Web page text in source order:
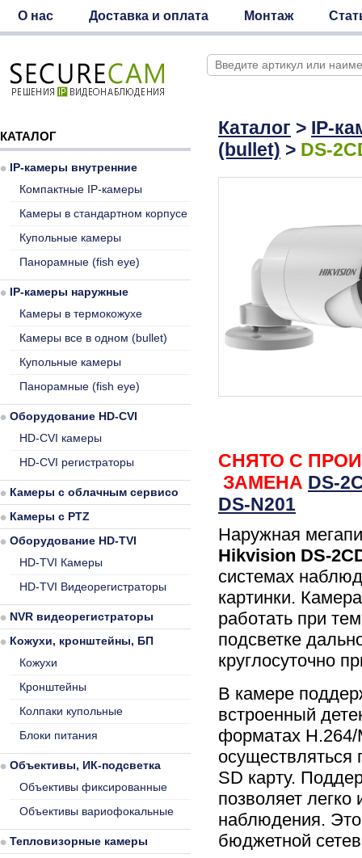
О нас Доставка и оплата Монтаж
Каталог > IP-
(bullet) > DS-
СНЯТО С
ЗАМЕНА DS-
DS-N201
Наружная
Hikvision DS-
системах
картинки.
работать при
подсветке
круглосуточно
В камере
встроенный
форматах
осуществляться
SD карту.
позволяет
наблюдения.
бюджетной
КАТАЛОГ
IP-камеры внутренние
Компактные IP-камеры
Камеры в стандартном корпусе
Купольные камеры
Панорамные (fish eye)
IP-камеры наружные
Камеры в термокожухе
Камеры все в одном (bullet)
Купольные камеры
Панорамные (fish eye)
Оборудование HD-CVI
HD-CVI камеры
HD-CVI регистраторы
Камеры с облачным сервисом
Камеры с PTZ
Оборудование HD-TVI
HD-TVI Камеры
HD-TVI Видеорегистраторы
NVR видеорегистраторы
Кожухи, кронштейны, БП
Кожухи
Кронштейны
Колпаки купольные
Блоки питания
Объективы, ИК-подсветка
Объективы фиксированные
Объективы вариофокальные
Тепловизорные камеры